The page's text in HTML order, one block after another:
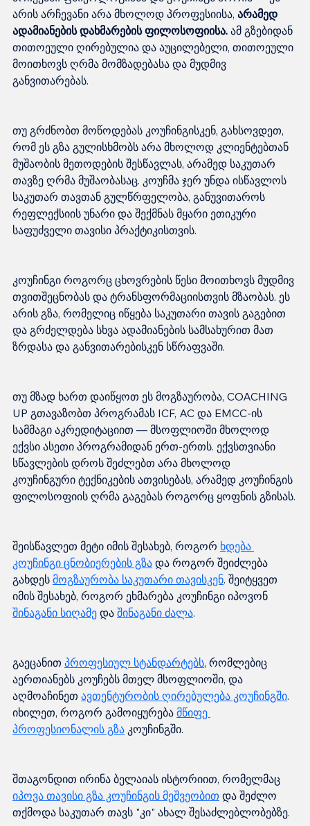
არის არჩევანი არა მხოლოდ პროფესიისა, არამედ
ადამიანების დახმარების ფილოსოფიისა. ამ გზებიდან
თითოეული ღირებულია და აუცილებელი, თითოეული
მოითხოვს ღრმა მომზადებასა და მუდმივ
თუ გრძნობთ მოწოდებას კოუჩინგისკენ, გახსოვდეთ,
რომ ეს გზა გულისხმობს არა მხოლოდ კლიენტებთან
მუშაობის მეთოდების შესწავლას, არამედ საკუთარ
თავზე ღრმა მუშაობასაც. კოუჩმა ჯერ უნდა ისწავლოს
საკუთარ თავთან გულწრფელობა, განუვითაროს
რეფლექსიის უნარი და შექმნას მყარი ეთიკური
კოუჩინგი როგორც ცხოვრების წესი მოითხოვს მუდმივ
თვითშეცნობას და ტრანსფორმაციისთვის მზაობას. ეს
არის გზა, რომელიც იწყება საკუთარი თავის გაგებით
და გრძელდება სხვა ადამიანების სამსახურით მათ
თუ მზად ხართ დაიწყოთ ეს მოგზაურობა, COACHING
UP გთავაზობთ პროგრამას ICF, AC და EMCC-ის
სამმაგი აკრედიტაციით — მსოფლიოში მხოლოდ
ექვსი ასეთი პროგრამიდან ერთ-ერთს. ექვსთვიანი
სწავლების დროს შეძლებთ არა მხოლოდ
კოუჩინგური ტექნიკების ათვისებას, არამედ კოუჩინგის
შეისწავლეთ მეტი იმის შესახებ, როგორ ხდება
კოუჩინგი ცნობიერების გზა და როგორ შეიძლება
გახდეს მოგზაურობა საკუთარი თავისკენ. შეიტყვეთ
იმის შესახებ, როგორ ეხმარება კოუჩინგი იპოვონ
შინაგანი სიღამე და შინაგანი ძალა
გაეცანით პროფესიულ სტანდარტებს, რომლებიც
აერთიანებს კოუჩებს მთელ მსოფლიოში, და
აღმოაჩინეთ ავთენტურობის ღირებულება კოუჩინგში.
იხილეთ, როგორ გამოიყურება მწიფე
პროფესიონალის გზა
შთაგონდით ირინა ბელაიას ისტორიით, რომელმაც
იპოვა თავისი გზა კოუჩინგის მეშვეობით და შეძლო